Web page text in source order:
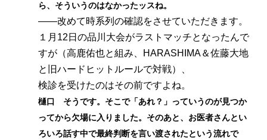
ら、そういうのはなかったッスね。
――改めて時系列の確認をさせていただきます。
１月12日の品川大会がラストマッチとなったんで
すが（高鹿佑也と組み、HARASHIMA＆佐藤大地
と旧ハードヒットルールで対戦）、
検診を受けたのはその前ですよね。
樋口 そうです。そこで「あれ？」っていうのが見つか
ってから欠場に入りました。そのあと、お医者さんとい
ろいろ話す中で最終判断を言い渡されたという流れで